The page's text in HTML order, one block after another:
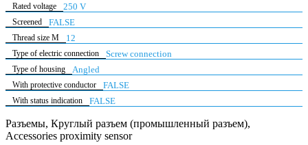
Rated voltage 250 V
Screened FALSE
Thread size M 12
Type of electric connection Screw connection
Type of housing Angled
With protective conductor FALSE
With status indication FALSE
Разъемы, Круглый разъем (промышленный разъем),
Accessories proximity sensor